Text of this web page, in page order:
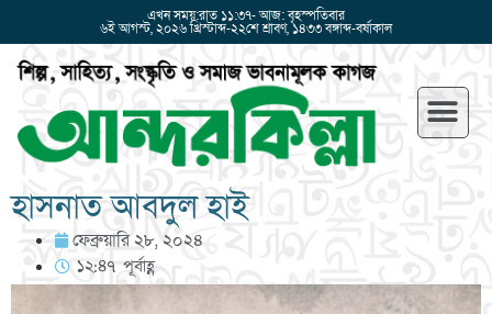
এখন সময়:রাত ১১:৩৭- আজ: বৃহস্পতিবার
৬ই আগস্ট, ২০২৬ খ্রিস্টাব্দ-২২শে শ্রাবণ, ১৪৩৩ বঙ্গাব্দ-বর্ষাকাল
হাসনাত আবদুল হাই
ফেব্রুয়ারি ২৮, ২০২৪
১২:৪৭ পূর্বাহ্ণ